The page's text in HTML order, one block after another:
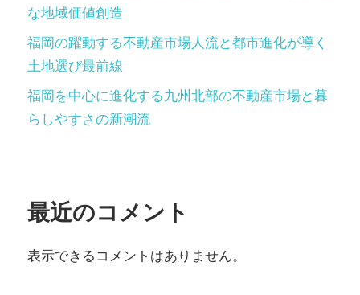
な地域価値創造
福岡の躍動する不動産市場人流と都市進化が導く
土地選び最前線
福岡を中心に進化する九州北部の不動産市場と暮
らしやすさの新潮流
最近のコメント
表示できるコメントはありません。